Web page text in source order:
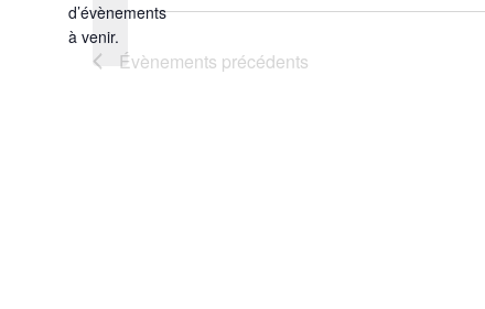
Notice
d’évènements
à venir.
Évènements précédents